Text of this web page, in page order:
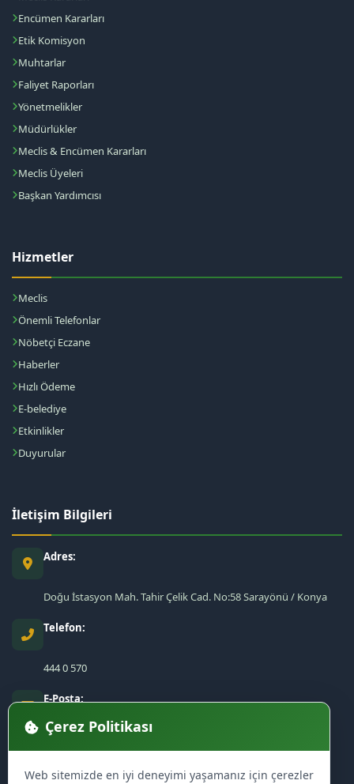
Encümen Kararları
Etik Komisyon
Muhtarlar
Faliyet Raporları
Yönetmelikler
Müdürlükler
Meclis & Encümen Kararları
Meclis Üyeleri
Başkan Yardımcısı
Hizmetler
Meclis
Önemli Telefonlar
Nöbetçi Eczane
Haberler
Hızlı Ödeme
E-belediye
Etkinlikler
Duyurular
İletişim Bilgileri
Adres:
Doğu İstasyon Mah. Tahir Çelik Cad. No:58 Sarayönü / Konya
Telefon:
444 0 570
E-Posta:
sarayonu@sarayonu.bel.tr
Çerez Politikası
Web sitemizde en iyi deneyimi yaşamanız için çerezler